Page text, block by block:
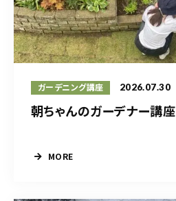
ガーデニング講座 2026.07.30
朝ちゃんのガーデナー講座
MORE